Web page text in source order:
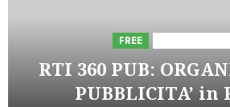
FREE
RTI 360 PUB:
PUBBLICITA’ in